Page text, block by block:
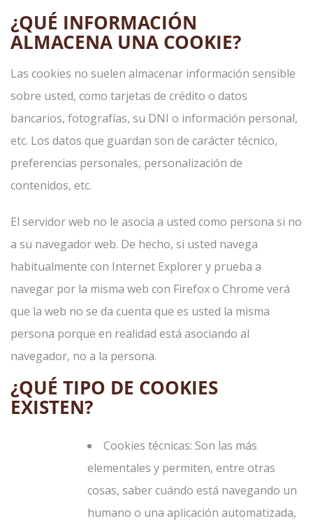
¿QUÉ INFORMACIÓN
ALMACENA UNA COOKIE?
Las cookies no suelen almacenar información sensible
sobre usted, como tarjetas de crédito o datos
bancarios, fotografías, su DNI o información personal,
etc. Los datos que guardan son de carácter técnico,
preferencias personales, personalización de
contenidos, etc.
El servidor web no le asocia a usted como persona si no
a su navegador web. De hecho, si usted navega
habitualmente con Internet Explorer y prueba a
navegar por la misma web con Firefox o Chrome verá
que la web no se da cuenta que es usted la misma
persona porque en realidad está asociando al
navegador, no a la persona.
¿QUÉ TIPO DE COOKIES
EXISTEN?
Cookies técnicas: Son las más
elementales y permiten, entre otras
cosas, saber cuándo está navegando un
humano o una aplicación automatizada,